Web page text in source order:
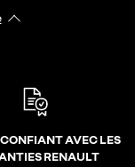
AVEC LES
RENAULT